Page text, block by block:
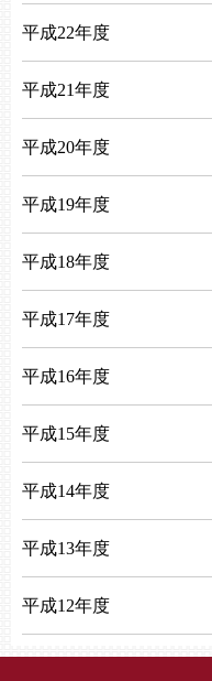
平成22年度
平成21年度
平成20年度
平成19年度
平成18年度
平成17年度
平成16年度
平成15年度
平成14年度
平成13年度
平成12年度